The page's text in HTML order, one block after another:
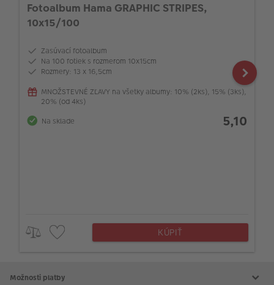
Fotoalbum Hama GRAPHIC STRIPES,
10x15/100
Zasúvací fotoalbum
Na 100 fotiek s rozmerom 10x15cm
Rozmery: 13 x 16,5cm
MNOŽSTEVNÉ ZĽAVY na všetky albumy: 10% (2ks), 15% (3ks),
20% (od 4ks)
Na sklade
5,10
KÚPIŤ
Možnosti platby